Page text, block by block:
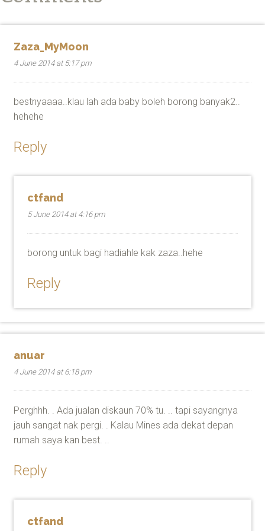
Zaza_MyMoon
4 June 2014 at 5:17 pm
bestnyaaaa..klau lah ada baby boleh borong banyak2..
hehehe
Reply
ctfand
5 June 2014 at 4:16 pm
borong untuk bagi hadiahle kak zaza..hehe
Reply
anuar
4 June 2014 at 6:18 pm
Perghhh. . Ada jualan diskaun 70% tu. .. tapi sayangnya
jauh sangat nak pergi. . Kalau Mines ada dekat depan
rumah saya kan best. ..
Reply
ctfand